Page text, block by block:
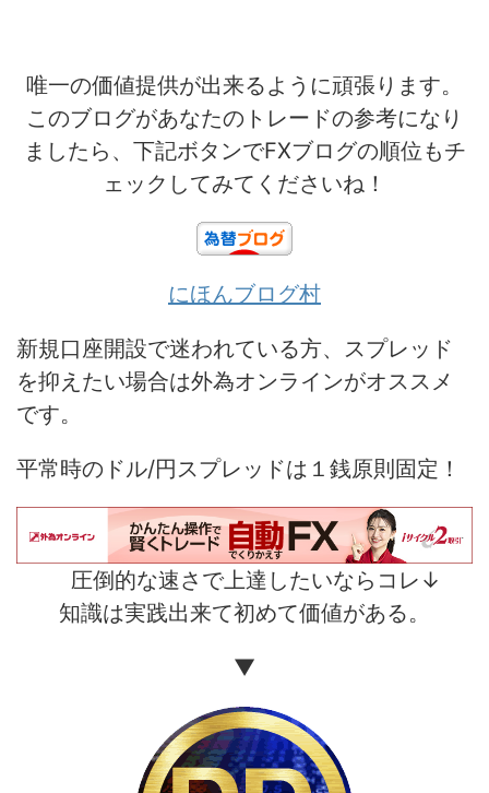
唯一の価値提供が出来るように頑張ります。
このブログがあなたのトレードの参考になり
ましたら、下記ボタンでFXブログの順位もチ
ェックしてみてくださいね！
にほんブログ村
新規口座開設で迷われている方、スプレッド
を抑えたい場合は外為オンラインがオススメ
です。
平常時のドル/円スプレッドは１銭原則固定！
圧倒的な速さで上達したいならコレ↓
知識は実践出来て初めて価値がある。
▼